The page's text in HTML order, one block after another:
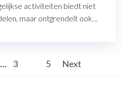
activiteiten biedt niet
maar ontgrendelt ook…
… 3 5 Next